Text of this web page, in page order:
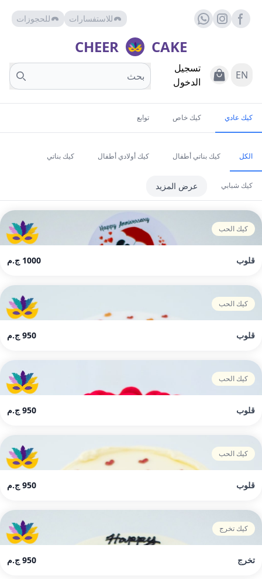
Facebook page
insta
whats للاستفسارات للحجوزات
CHEER CAKE
EN
View Cart
تسجيل
الدخول
Search
كيك عادي كيك خاص توابع
الكل كيك بناتي أطفال كيك أولادي أطفال كيك بناتي
كيك شبابي عرض المزيد
كيك الحب
قلوب 1000 ج.م
كيك الحب
قلوب 950 ج.م
كيك الحب
قلوب 950 ج.م
كيك الحب
قلوب 950 ج.م
كيك تخرج
تخرج 950 ج.م